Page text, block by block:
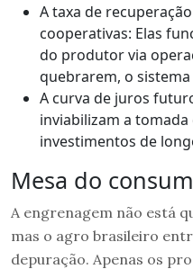
A taxa de
cooperativas: Elas
do produtor via
quebrarem, o
A curva de juros
inviabilizam a
investimentos de
Mesa do
A engrenagem não está
mas o agro brasileiro
depuração. Apenas os